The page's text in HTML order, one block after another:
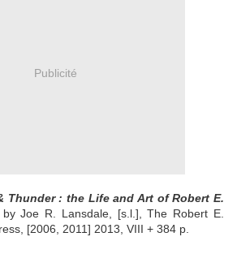
Publicité
Thunder : the Life and Art of Robert E.
by Joe R. Lansdale, [s.l.], The Robert E.
[2006, 2011] 2013, VIII + 384 p.